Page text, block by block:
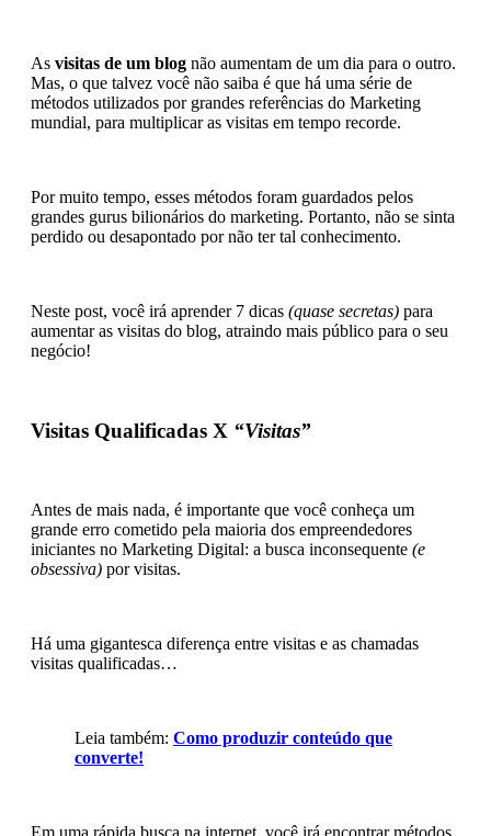
As visitas de um blog não aumentam de um dia para o outro.
Mas, o que talvez você não saiba é que há uma série de
métodos utilizados por grandes referências do Marketing
mundial, para multiplicar as visitas em tempo recorde.
Por muito tempo, esses métodos foram guardados pelos
grandes gurus bilionários do marketing. Portanto, não se sinta
perdido ou desapontado por não ter tal conhecimento.
Neste post, você irá aprender 7 dicas (quase secretas) para
aumentar as visitas do blog, atraindo mais público para o seu
negócio!
Visitas Qualificadas X “Visitas”
Antes de mais nada, é importante que você conheça um
grande erro cometido pela maioria dos empreendedores
iniciantes no Marketing Digital: a busca inconsequente (e
obsessiva) por visitas.
Há uma gigantesca diferença entre visitas e as chamadas
visitas qualificadas…
Leia também: Como produzir conteúdo que
converte!